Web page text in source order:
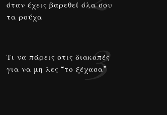
όταν έχεις βαρεθεί όλα σου
τα ρούχα
Τι να πάρεις στις διακοπές
για να μη λες “το ξέχασα”
3